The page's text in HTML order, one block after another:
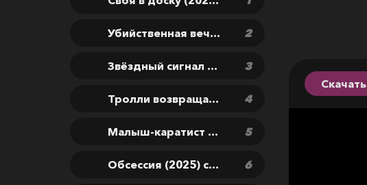
Скачать
Убийственная вечеринка (2025) скачать бесплатно
Звёздный сигнал (2026) скачать фильм бесплатно
Тролли возвращаются! (2026) скачать мультфильм бесплатно
Малыш-каратист (2026) скачать фильм бесплатно
Обсессия (2025) скачать фильм бесплатно